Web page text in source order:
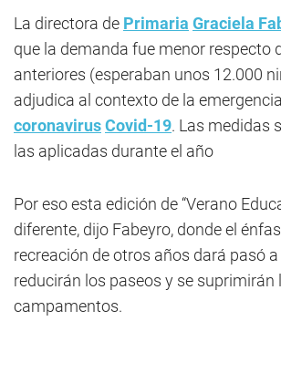
La directora de Primaria Graciela
que la demanda fue menor respecto
anteriores (esperaban unos 12.000
adjudica al contexto de la
coronavirusCovid-19. Las medidas
las aplicadas durante el año
Por eso esta edición de “Verano
diferente, dijo Fabeyro, donde el
recreación de otros años dará pasó
reducirán los paseos y se suprimirán
campamentos.